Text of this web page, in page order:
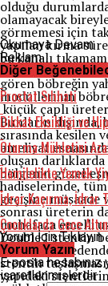
olduğu
olamayacak
görmemesi için
yapılan kırma
bu kanalı
Lakin günümüzde
gören böbreğin
modüllerinin
küçük çaplı
Bunların
sırasında kesilen
ameliyat
oluşan darlıklarda
bölgenin
hadiselerinde,
geçişine müsaade
sonrası üreterin
muhafaza emelli
Double J stentin
Stentlerin
stentin
yapıdaki
Okumaya Devam
Reklam
Diğer
Prostat Sıhhati
Dikkat Eksikliği ve
Oturma Mühletini
Hamilelikte Yemek
İdrar Kaçırma, İdrar
Çocuklarda Gece
Yorum İçin Tıklayın
Yorum Yazın
E-posta hesabınız
işaretlenmişlerdir